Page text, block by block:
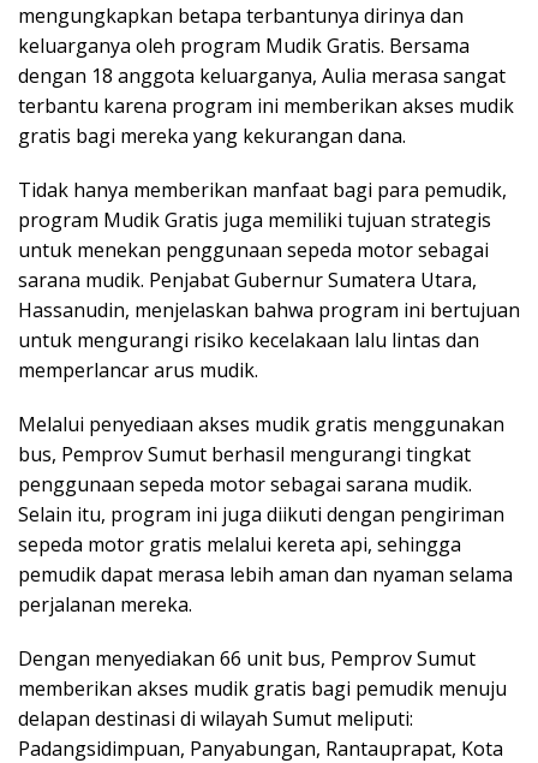
mengungkapkan betapa terbantunya dirinya dan
keluarganya oleh program Mudik Gratis. Bersama
dengan 18 anggota keluarganya, Aulia merasa sangat
terbantu karena program ini memberikan akses mudik
gratis bagi mereka yang kekurangan dana.
Tidak hanya memberikan manfaat bagi para pemudik,
program Mudik Gratis juga memiliki tujuan strategis
untuk menekan penggunaan sepeda motor sebagai
sarana mudik. Penjabat Gubernur Sumatera Utara,
Hassanudin, menjelaskan bahwa program ini bertujuan
untuk mengurangi risiko kecelakaan lalu lintas dan
memperlancar arus mudik.
Melalui penyediaan akses mudik gratis menggunakan
bus, Pemprov Sumut berhasil mengurangi tingkat
penggunaan sepeda motor sebagai sarana mudik.
Selain itu, program ini juga diikuti dengan pengiriman
sepeda motor gratis melalui kereta api, sehingga
pemudik dapat merasa lebih aman dan nyaman selama
perjalanan mereka.
Dengan menyediakan 66 unit bus, Pemprov Sumut
memberikan akses mudik gratis bagi pemudik menuju
delapan destinasi di wilayah Sumut meliputi:
Padangsidimpuan, Panyabungan, Rantauprapat, Kota